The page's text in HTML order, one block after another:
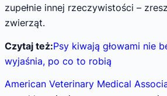
zupełnie innej rzeczywistości –
zwierząt.
Czytaj też:Psy kiwają głowami nie
wyjaśnia, po co to robią
American Veterinary Medical